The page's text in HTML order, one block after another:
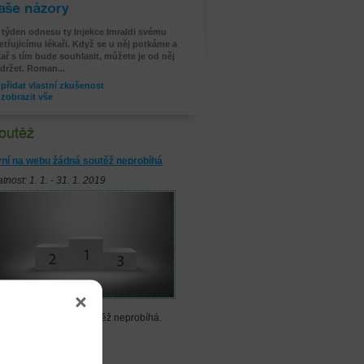
zkušenosti
týden odnesu ty Injekce Imraldi svému
lékaři. Když se u něj potkáme a
s tím bude souhlasit, můžete je od něj
Roman...
přidat vlastní zkušenost
zobrazit vše
na webu žádná soutěž neprobíhá
1. 1. - 31. 1. 2019
na webu žádná soutěž neprobíhá.